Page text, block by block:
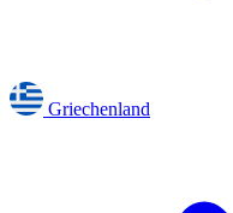
Griechenland